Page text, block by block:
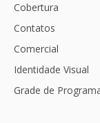
Cobertura
Contatos
Comercial
Identidade Visual
Grade de